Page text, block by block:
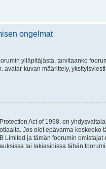
ongelmat
ylläpitäjästä, tarvitaanko
avatar-kuvan määrittely,
Act of 1998, on
Jos olet epävarma
Limited ja tämän foorumin
tai lakiasioissa tähän